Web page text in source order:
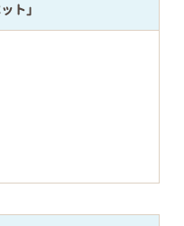
ト」